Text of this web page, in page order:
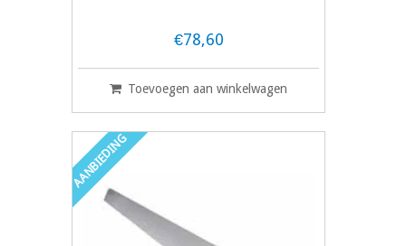
€78,60
Toevoegen aan winkelwagen
AANBIEDING